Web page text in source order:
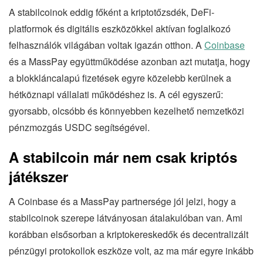
A stabilcoinok eddig főként a kriptotőzsdék, DeFi-
platformok és digitális eszközökkel aktívan foglalkozó
felhasználók világában voltak igazán otthon. ACoinbase
és a MassPay együttműködése azonban azt mutatja, hogy
a blokkláncalapú fizetések egyre közelebb kerülnek a
hétköznapi vállalati működéshez is. A cél egyszerű:
gyorsabb, olcsóbb és könnyebben kezelhető nemzetközi
pénzmozgás USDC segítségével.
A stabilcoin már nem csak kriptós
játékszer
A Coinbase és a MassPay partnersége jól jelzi, hogy a
stabilcoinok szerepe látványosan átalakulóban van. Ami
korábban elsősorban a kriptokereskedők és decentralizált
pénzügyi protokollok eszköze volt, az ma már egyre inkább